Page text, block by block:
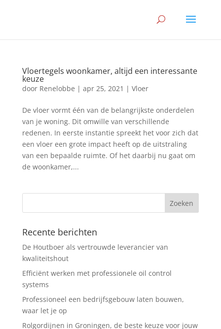
Vloertegels woonkamer, altijd een interessante
keuze
door Renelobbe | apr 25, 2021 | Vloer
De vloer vormt één van de belangrijkste onderdelen
van je woning. Dit omwille van verschillende
redenen. In eerste instantie spreekt het voor zich dat
een vloer een grote impact heeft op de uitstraling
van een bepaalde ruimte. Of het daarbij nu gaat om
de woonkamer,...
Recente berichten
De Houtboer als vertrouwde leverancier van
kwaliteitshout
Efficiënt werken met professionele oil control
systems
Professioneel een bedrijfsgebouw laten bouwen,
waar let je op
Rolgordijnen in Groningen, de beste keuze voor jouw